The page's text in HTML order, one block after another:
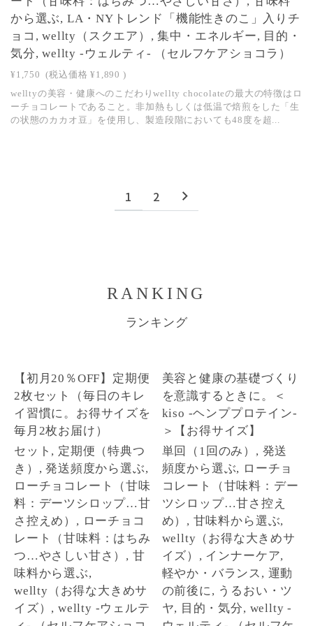
から選ぶ, LA・NYトレンド「機能性きのこ」入りチ
ョコ, wellty（スクエア）, 集中・エネルギー, 目的・
気分, wellty -ウェルティ- （セルフケアショコラ）
¥1,750 (税込価格 ¥1,890 )
welltyの美容・健康へのこだわりwellty chocolateの最大の特徴はロ
ーチョコレートであること。非加熱もしくは低温で焙煎をした「生
の状態のカカオ豆」を使用し、製造段階においても48度を超...
1 2
RANKING
ランキング
【初月20％OFF】定期便
2枚セット（毎日のキレ
イ習慣に。お得サイズを
毎月2枚お届け）
セット, 定期便（特典つ
き）, 発送頻度から選ぶ,
ローチョコレート（甘味
料：デーツシロップ…甘
さ控えめ）, ローチョコ
レート（甘味料：はちみ
つ…やさしい甘さ）, 甘
味料から選ぶ,
wellty（お得な大きめサ
イズ）, wellty -ウェルテ
美容と健康の基礎づくり
を意識するときに。＜
kiso -ヘンププロテイン-
＞【お得サイズ】
単回（1回のみ）, 発送
頻度から選ぶ, ローチョ
コレート（甘味料：デー
ツシロップ…甘さ控え
め）, 甘味料から選ぶ,
wellty（お得な大きめサ
イズ）, インナーケア,
軽やか・バランス, 運動
の前後に, うるおい・ツ
ヤ, 目的・気分, wellty -